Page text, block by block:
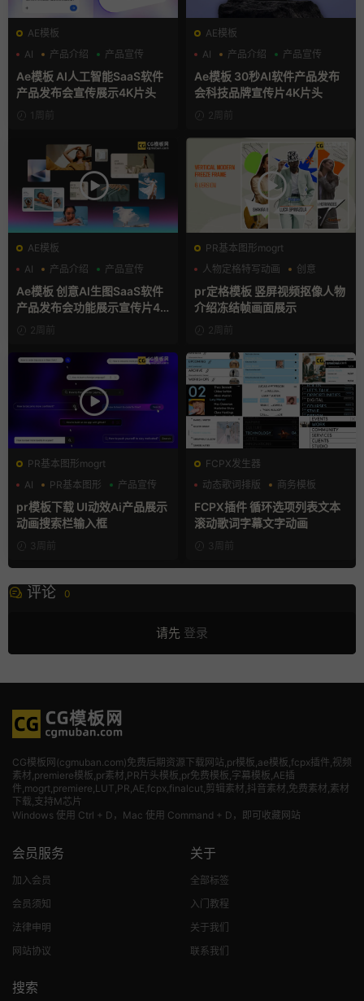
AE模板
AI
产品介绍 产品宣传
Ae模板 AI人工智能SaaS软件
产品发布会宣传展示4K片头
1周前
AE模板
AI
产品介绍 产品宣传
Ae模板 30秒AI软件产品发布
会科技品牌宣传片4K片头
2周前
AE模板
AI
产品介绍 产品宣传
Ae模板 创意AI生图SaaS软件
产品发布会功能展示宣传片4K
片头2周前
PR基本图形mogrt
人物定格特写动画
创意
动态海报
pr定格模板 竖屏视频抠像人物
介绍冻结帧画面展示
2周前
PR基本图形mogrt
AI
PR基本图形 产品宣传
pr模板下载 UI动效Ai产品展示
动画搜索栏输入框
3周前
FCPX发生器
动态歌词排版
商务模板
字幕模板
FCPX插件 循环选项列表文本
滚动歌词字幕文字动画
3周前
评论 0
请先 登录
CG模板网(cgmuban.com)免费后期资源下载网站,pr模板,ae模板,fcpx插件,视频
素材 ,premiere模板,pr素材,PR片头模板,pr免费模板,字幕模板,AE插
件,mogrt,premiere,LUT,PR,AE,fcpx,finalcut,剪辑素材,抖音素材,免费素材,素材
下载,支持M芯片
Windows 使用 Ctrl + D，Mac 使用 Command + D，即可收藏网站
会员服务
加入会员
会员须知
法律申明
网站协议
关于
全部标签
入门教程
关于我们
联系我们
搜索